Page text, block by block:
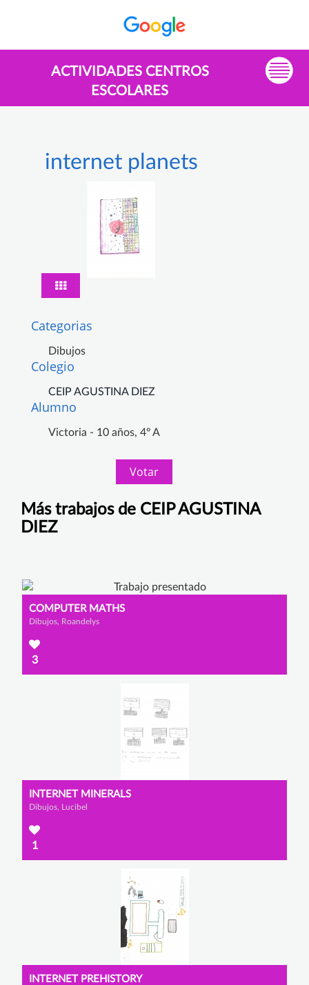
ACTIVIDADES CENTROS
ESCOLARES
internet planets
Categorias
Dibujos
Colegio
CEIP AGUSTINA DIEZ
Alumno
Victoria - 10 años, 4º A
Votar
Más trabajos de CEIP AGUSTINA
DIEZ
COMPUTER MATHS
Dibujos, Roandelys
3
INTERNET MINERALS
Dibujos, Lucibel
1
INTERNET PREHISTORY